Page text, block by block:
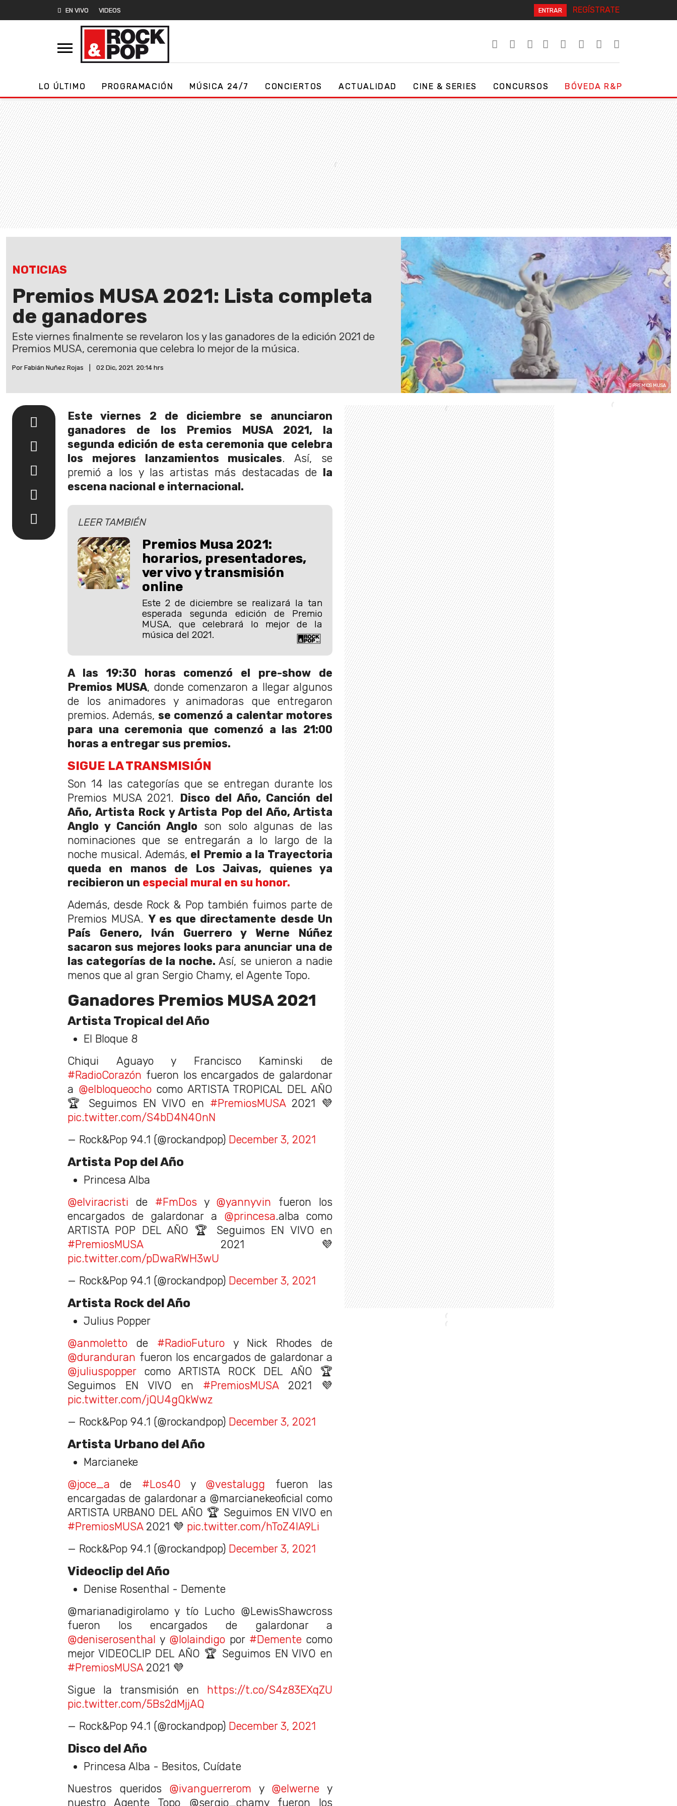
EN VIVO VIDEOS ENTRAR REGÍSTRATE
LO ÚLTIMO PROGRAMACIÓN MÚSICA 24/7 CONCIERTOS ACTUALIDAD CINE & SERIES CONCURSOS BÓVEDA R&P
NOTICIAS
Premios MUSA 2021: Lista completa
de ganadores
Este viernes finalmente se revelaron los y las ganadores de la edición 2021 de
Premios MUSA, ceremonia que celebra lo mejor de la música.
Por Fabián Nuñez Rojas 02 Dic, 2021. 20:14 hrs
PREMIOS MUSA
Este viernes 2 de diciembre se anunciaron
ganadores de los Premios MUSA 2021, la
segunda edición de esta ceremonia que celebra
los mejores lanzamientos musicales. Así, se
premió a los y las artistas más destacadas de la
escena nacional e internacional.
LEER TAMBIÉN
Premios Musa 2021:
horarios, presentadores,
ver vivo y transmisión
online
Este 2 de diciembre se realizará la tan
esperada segunda edición de Premio
MUSA, que celebrará lo mejor de la
música del 2021.
A las 19:30 horas comenzó el pre-show de
Premios MUSA, donde comenzaron a llegar algunos
de los animadores y animadoras que entregaron
premios. Además, se comenzó a calentar motores
para una ceremonia que comenzó a las 21:00
horas a entregar sus premios.
SIGUE LA TRANSMISIÓN
Son 14 las categorías que se entregan durante los
Premios MUSA 2021. Disco del Año, Canción del
Año, Artista Rock y Artista Pop del Año, Artista
Anglo y Canción Anglo son solo algunas de las
nominaciones que se entregarán a lo largo de la
noche musical. Además, el Premio a la Trayectoria
queda en manos de Los Jaivas, quienes ya
recibieron un especial mural en su honor.
Además, desde Rock & Pop también fuimos parte de
Premios MUSA.Y es que directamente desde Un
País Genero, Iván Guerrero y Werne Núñez
sacaron sus mejores looks para anunciar una de
las categorías de la noche.Así, se unieron a nadie
menos que al gran Sergio Chamy, el Agente Topo.
Ganadores Premios MUSA 2021
Artista Tropical del Año
El Bloque 8
Chiqui Aguayo y Francisco Kaminski de
#RadioCorazón fueron los encargados de galardonar
a @elbloqueochocomo ARTISTA TROPICAL DEL AÑO
🏆 Seguimos EN VIVO en #PremiosMUSA2021 💜
pic.twitter.com/S4bD4N40nN
— Rock&Pop 94.1 (@rockandpop) December 3, 2021
Artista Pop del Año
Princesa Alba
@elviracristi de #FmDosy @yannyvin fueron los
encargados de galardonar a @princesa.alba como
ARTISTA POP DEL AÑO 🏆 Seguimos EN VIVO en
#PremiosMUSA2021 💜
pic.twitter.com/pDwaRWH3wU
— Rock&Pop 94.1 (@rockandpop) December 3, 2021
Artista Rock del Año
Julius Popper
@anmoletto de #RadioFuturoy Nick Rhodes de
@duranduran fueron los encargados de galardonar a
@juliuspoppercomo ARTISTA ROCK DEL AÑO 🏆
Seguimos EN VIVO en #PremiosMUSA2021 💜
pic.twitter.com/jQU4gQkWwz
— Rock&Pop 94.1 (@rockandpop) December 3, 2021
Artista Urbano del Año
Marcianeke
@joce_a de #Los40 y @vestalugg fueron las
encargadas de galardonar a @marcianekeoficial como
ARTISTA URBANO DEL AÑO 🏆 Seguimos EN VIVO en
#PremiosMUSA2021 💜 pic.twitter.com/hToZ4lA9Li
— Rock&Pop 94.1 (@rockandpop) December 3, 2021
Videoclip del Año
Denise Rosenthal - Demente
@marianadigirolamo y tío Lucho @LewisShawcross
fueron los encargados de galardonar a
@deniserosenthal y @lolaindigo por #Demente como
mejor VIDEOCLIP DEL AÑO 🏆 Seguimos EN VIVO en
#PremiosMUSA2021 💜
Sigue la transmisión en https://t.co/S4z83EXqZU
pic.twitter.com/5Bs2dMjjAQ
— Rock&Pop 94.1 (@rockandpop) December 3, 2021
Disco del Año
Princesa Alba - Besitos, Cuídate
Nuestros queridos @ivanguerrerom y @elwerne y
nuestro Agente Topo @sergio_chamy fueron los